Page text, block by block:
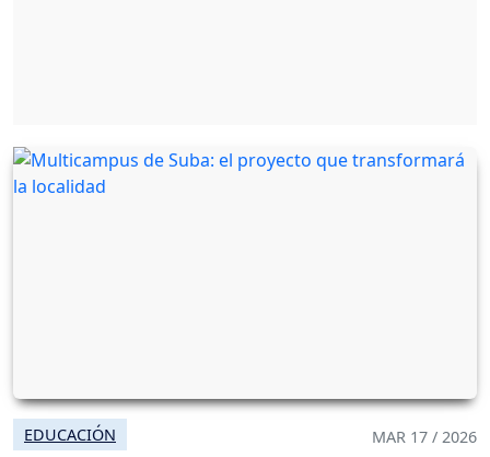
EDUCACIÓN MAR 17 / 2026